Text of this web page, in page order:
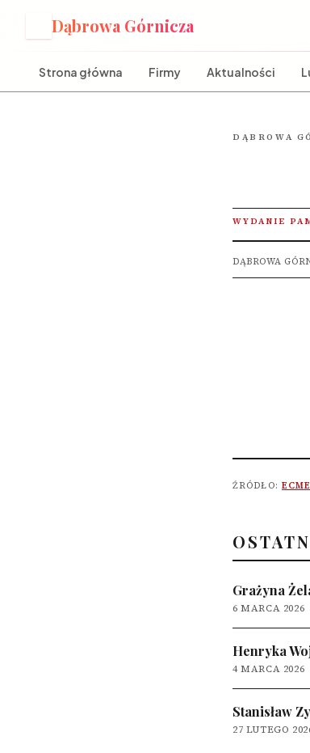
Dąbrowa Górnicza
Strona główna Firmy Aktualności
DĄBROWA
WYDANIE
DĄBROWA
ŹRÓDŁO:
Grażyna
6 MARCA 2026
Henryka
4 MARCA 2026
Stanisław
27 LUTEGO